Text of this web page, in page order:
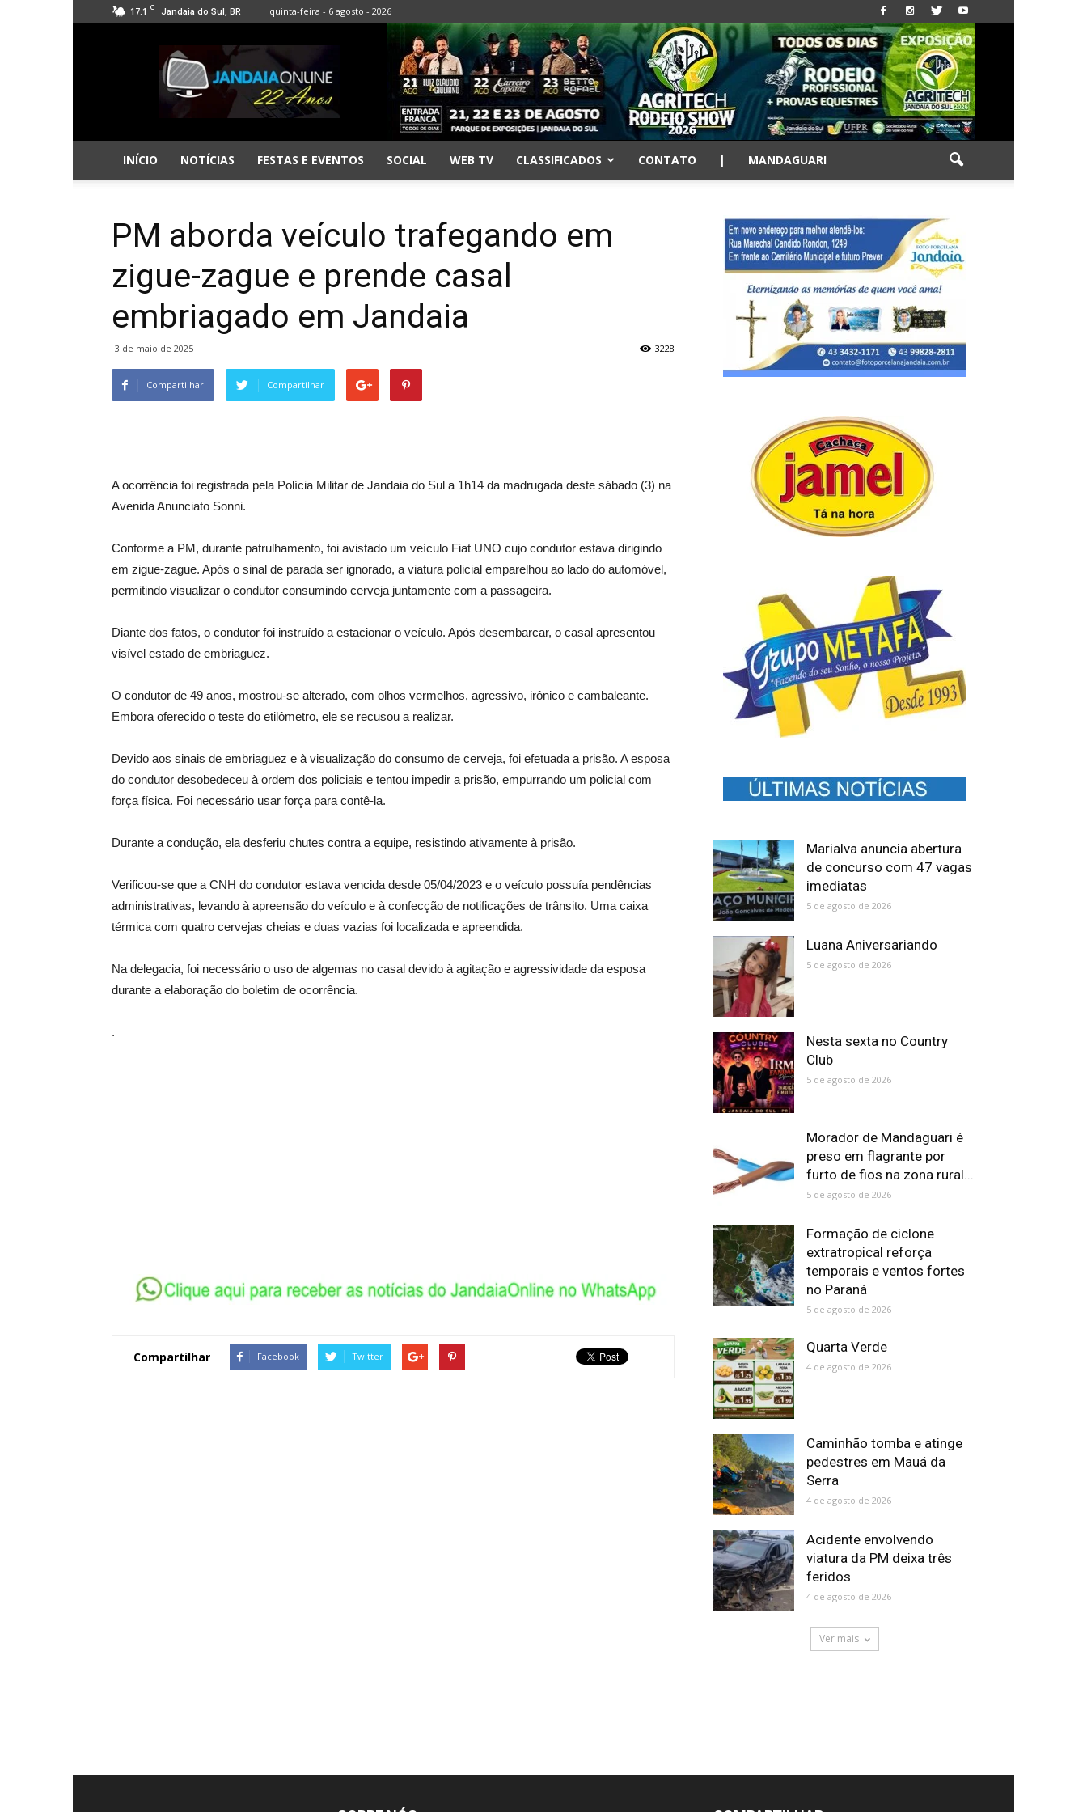
17.1 C Jandaia do Sul, BR quinta-feira - 6 agosto - 2026
Jandaia
Online
INÍCIO NOTÍCIAS FESTAS E EVENTOS SOCIAL WEB TV CLASSIFICADOS CONTATO | MANDAGUARI
PM aborda veículo trafegando em
zigue-zague e prende casal
embriagado em Jandaia
3 de maio de 2025 3228
Compartilhar Compartilhar
A ocorrência foi registrada pela Polícia Militar de Jandaia do Sul a 1h14 da madrugada deste sábado (3) na
Avenida Anunciato Sonni.
Conforme a PM, durante patrulhamento, foi avistado um veículo Fiat UNO cujo condutor estava dirigindo
em zigue-zague. Após o sinal de parada ser ignorado, a viatura policial emparelhou ao lado do automóvel,
permitindo visualizar o condutor consumindo cerveja juntamente com a passageira.
Diante dos fatos, o condutor foi instruído a estacionar o veículo. Após desembarcar, o casal apresentou
visível estado de embriaguez.
O condutor de 49 anos, mostrou-se alterado, com olhos vermelhos, agressivo, irônico e cambaleante.
Embora oferecido o teste do etilômetro, ele se recusou a realizar.
Devido aos sinais de embriaguez e à visualização do consumo de cerveja, foi efetuada a prisão. A esposa
do condutor desobedeceu à ordem dos policiais e tentou impedir a prisão, empurrando um policial com
força física. Foi necessário usar força para contê-la.
Durante a condução, ela desferiu chutes contra a equipe, resistindo ativamente à prisão.
Verificou-se que a CNH do condutor estava vencida desde 05/04/2023 e o veículo possuía pendências
administrativas, levando à apreensão do veículo e à confecção de notificações de trânsito. Uma caixa
térmica com quatro cervejas cheias e duas vazias foi localizada e apreendida.
Na delegacia, foi necessário o uso de algemas no casal devido à agitação e agressividade da esposa
durante a elaboração do boletim de ocorrência.
.
Compartilhar Facebook Twitter
Marialva anuncia abertura
de concurso com 47 vagas
imediatas
5 de agosto de 2026
Luana Aniversariando
5 de agosto de 2026
Nesta sexta no Country
Club
5 de agosto de 2026
Morador de Mandaguari é
preso em flagrante por
furto de fios na zona rural...
5 de agosto de 2026
Formação de ciclone
extratropical reforça
temporais e ventos fortes
no Paraná
5 de agosto de 2026
Quarta Verde
4 de agosto de 2026
Caminhão tomba e atinge
pedestres em Mauá da
Serra
4 de agosto de 2026
Acidente envolvendo
viatura da PM deixa três
feridos
4 de agosto de 2026
Ver mais